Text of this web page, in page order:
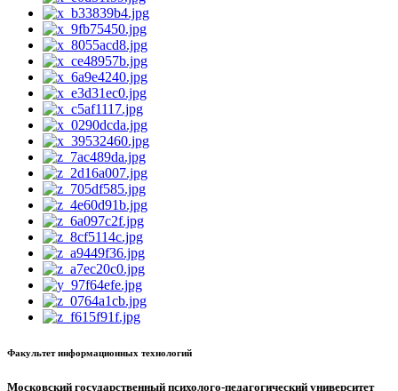
Факультет информационных технологий
Московский государственный психолого-педагогический университет